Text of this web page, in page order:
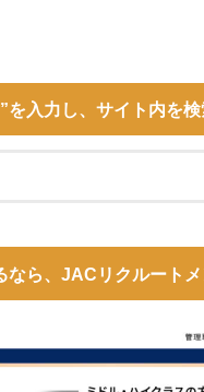
を入力し、サイト内を検
なら、JACリクルート